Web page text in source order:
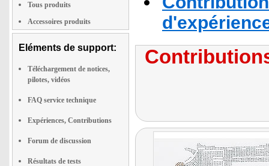
Tous produits
Accessoires produits
Eléments de support:
Téléchargement de notices,
pilotes, vidéos
FAQ service technique
Expériences, Contributions
Forum de discussion
Résultats de tests